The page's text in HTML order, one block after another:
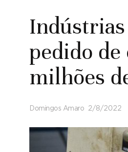
pedido
milhões
Domingos Amaro 2/8/2022